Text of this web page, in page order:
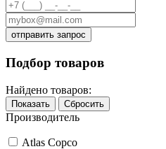
отправить запрос
Подбор товаров
Найдено товаров:
Показать Сбросить
Производитель
Atlas Copco